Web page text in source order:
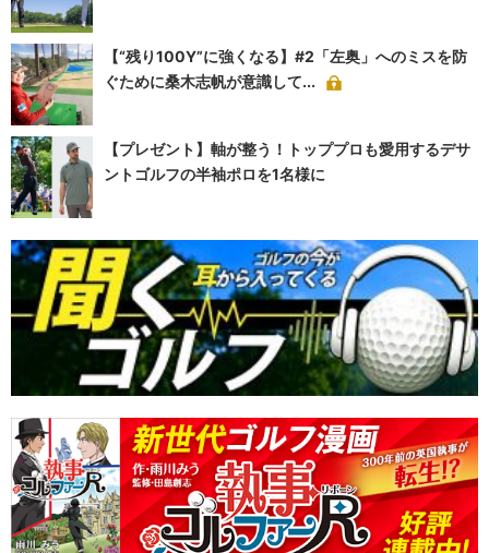
【“残り100Y”に強くなる】#2「左奥」へのミスを防
ぐために桑木志帆が意識して...
【プレゼント】軸が整う！トッププロも愛用するデサ
ントゴルフの半袖ポロを1名様に